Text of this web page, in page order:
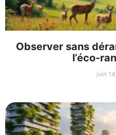
Observer sans
l’éco-
juin